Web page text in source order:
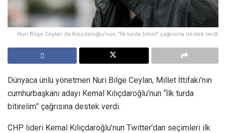
Nuri Bilge Ceylan da Kılıçdaroğlu'nun "İlk turda bitsin" çağrısına destek verdi
Dünyaca ünlü yönetmen Nuri Bilge Ceylan, Millet İttifakı’nın
cumhurbaşkanı adayı Kemal Kılıçdaroğlu’nun “İlk turda
bitirelim” çağrısına destek verdi.
CHP lideri Kemal Kılıçdaroğlu’nun Twitter’dan seçimleri ilk